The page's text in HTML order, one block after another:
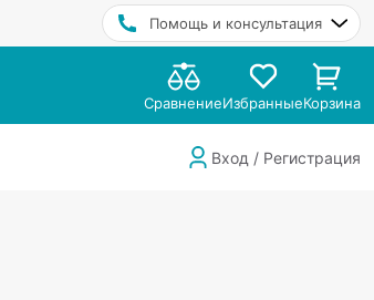
Помощь и консультация
СравнениеИзбранныеКорзина
Вход / Регистрация